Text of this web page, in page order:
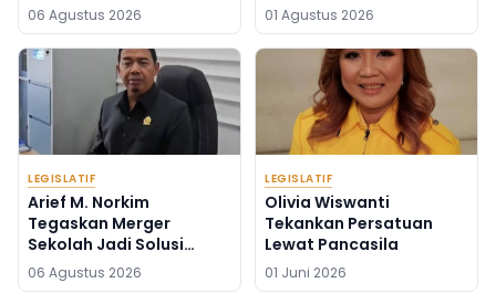
06 Agustus 2026 01 Agustus 2026
LEGISLATIF
Arief M. Norkim
Tegaskan Merger
Sekolah Jadi Solusi
Kekurangan Guru
06 Agustus 2026
LEGISLATIF
Olivia Wiswanti
Tekankan Persatuan
Lewat Pancasila
01 Juni 2026